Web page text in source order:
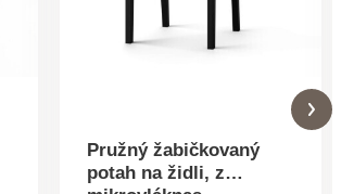
Pružný žabičkovaný
potah na židli, z